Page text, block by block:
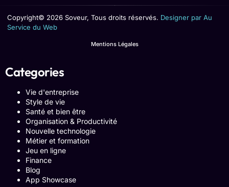
Copyright© 2026 Soveur, Tous droits réservés. Designer par Au
Service du Web
Mentions Légales
Categories
Vie d'entreprise
Style de vie
Santé et bien être
Organisation & Productivité
Nouvelle technologie
Métier et formation
Jeu en ligne
Finance
Blog
App Showcase